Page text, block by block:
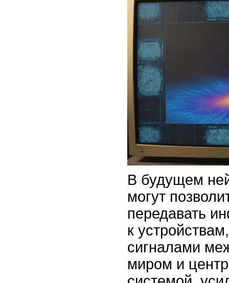
В будущем
могут
передавать
к
сигналами
миром и